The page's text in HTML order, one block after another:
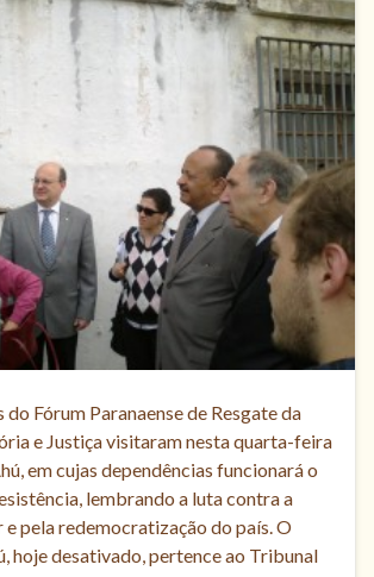
do Fórum Paranaense de Resgate da
e Justiça visitaram nesta quarta-feira
em cujas dependências funcionará o
lembrando a luta contra a
pela redemocratização do país. O
hoje desativado, pertence ao Tribunal